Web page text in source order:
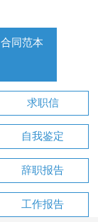
合同范本
求职信
自我鉴定
辞职报告
工作报告